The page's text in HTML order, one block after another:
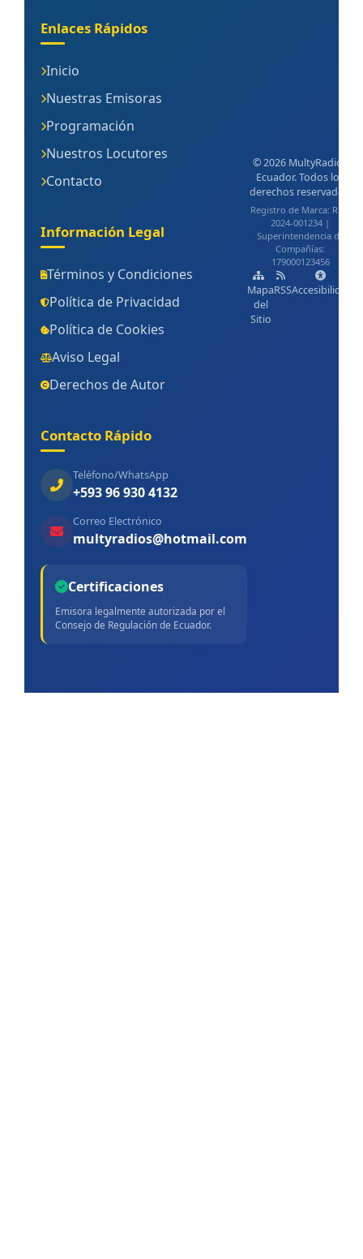
Enlaces Rápidos
Inicio
Nuestras Emisoras
Programación
Nuestros Locutores
Contacto
Información Legal
Términos y Condiciones
Política de Privacidad
Política de Cookies
Aviso Legal
Derechos de Autor
Contacto Rápido
Teléfono/WhatsApp
+593 96 930 4132
Correo Electrónico
multyradios@hotmail.com
Certificaciones
Emisora legalmente autorizada por el
Consejo de Regulación de Ecuador.
©2026 MultyRadios
Ecuador. Todos los
derechos reservados.
Registro de Marca: R.M.
2024-001234 |
Superintendencia de
Compañías:
179000123456
Mapa
del
Sitio
RSSAccesibilidad